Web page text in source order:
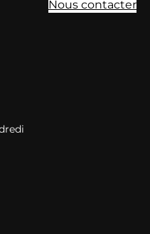
Nous contacter